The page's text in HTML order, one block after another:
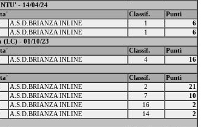
- 14/04/24
Classif.
Punti
A.S.D.BRIANZA INLINE 1
6
A.S.D.BRIANZA INLINE 1
6
(LC) - 01/10/23
Classif.
Punti
A.S.D.BRIANZA INLINE 4
16
Classif.
Punti
A.S.D.BRIANZA INLINE 2
21
A.S.D.BRIANZA INLINE 7
10
A.S.D.BRIANZA INLINE 16
2
A.S.D.BRIANZA INLINE 14
2